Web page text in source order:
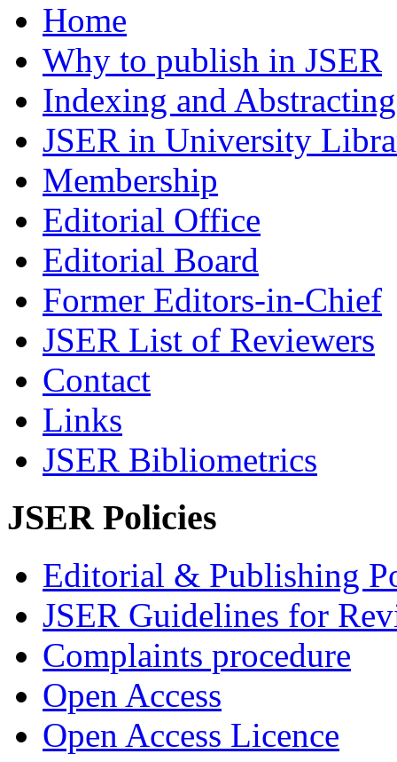
Home
Why to publish in JSER
Indexing and Abstracting
JSER in University
Membership
Editorial Office
Editorial Board
Former Editors-in-Chief
JSER List of Reviewers
Contact
Links
JSER Bibliometrics
JSER Policies
Editorial & Publishing
JSER Guidelines for
Complaints procedure
Open Access
Open Access Licence